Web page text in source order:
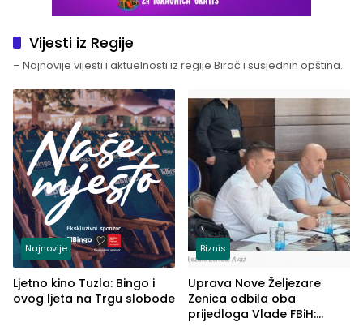
Vijesti iz Regije
– Najnovije vijesti i aktuelnosti iz regije Birač i susjednih opština.
Najnovije
Ljetno kino Tuzla: Bingo i
ovog ljeta na Trgu slobode
Biznis
Uprava Nove Željezare
Zenica odbila oba
prijedloga Vlade FBiH: